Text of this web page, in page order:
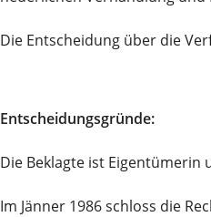
Die Entscheidung über die
Entscheidungsgründe:
Die Beklagte ist Eigentümerin
Im Jänner 1986 schloss die